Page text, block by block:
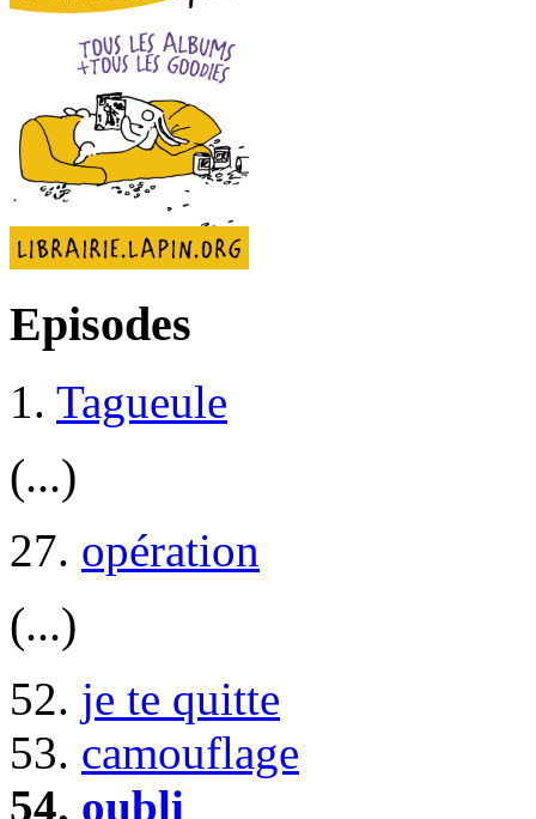
Episodes
1. Tagueule
(...)
27. opération
(...)
52. je te quitte
53. camouflage
54. oubli